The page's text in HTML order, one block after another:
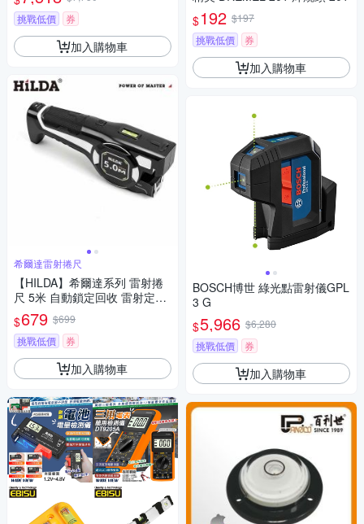
挑戰低價
券
加入購物車
希爾達雷射捲尺
【HILDA】希爾達系列 雷射捲
尺 5米 自動鎖定回收 雷射定位
水平儀裝潢木工必備 精準測量
神器
$679 $699
挑戰低價
券
加入購物車
$192 $197
挑戰低價
券
加入購物車
BOSCH博世 綠光點雷射儀GPL
3 G
$5,966 $6,280
挑戰低價
券
加入購物車